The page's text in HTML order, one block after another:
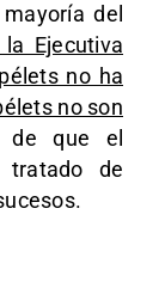
del
Ejecutiva
no ha
no son
que el
tratado de